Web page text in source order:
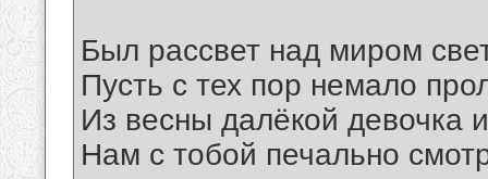
Был рассвет над миром
Пусть с тех пор немало
Из весны далёкой девочка
Нам с тобой печально